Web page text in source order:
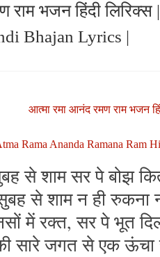
राम भजन हिंदी
Bhajan Lyrics |
आत्मा रमा आनंद रमण राम भजन
Rama Ananda Ramana Ram
से शाम सर पे बोझ
से शाम न ही रुकना
में रक्त, सर पे भूत
सारे जगत से एक ऊंचा